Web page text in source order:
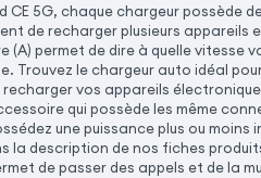
CE 5G, chaque chargeur possède
de recharger plusieurs appareils
permet de dire à quelle vitesse
le chargeur auto idéal
vos appareils
qui possède les même
une puissance plus ou
la description de nos fiches
de passer des appels et de la